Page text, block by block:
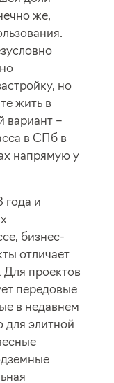
же,
но
жить в
вариант –
в СПб в
напрямую у
года и
бизнес-
отличает
Для проектов
передовые
в недавнем
для элитной